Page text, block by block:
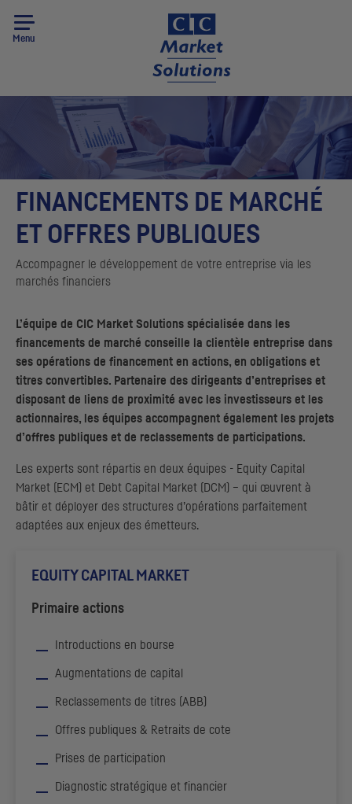
Menu
FINANCEMENTS DE MARCHÉ
ET OFFRES PUBLIQUES
Accompagner le développement de votre entreprise via les
marchés financiers
L’équipe de CIC Market Solutions spécialisée dans les
financements de marché conseille la clientèle entreprise dans
ses opérations de financement en actions, en obligations et
titres convertibles. Partenaire des dirigeants d’entreprises et
disposant de liens de proximité avec les investisseurs et les
actionnaires, les équipes accompagnent également les projets
d’offres publiques et de reclassements de participations.
Les experts sont répartis en deux équipes - Equity Capital
Market
ECM ) et Debt Capital Market DCM
) – qui œuvrent à
bâtir et déployer des structures d’opérations parfaitement
adaptées aux enjeux des émetteurs.
EQUITY CAPITAL MARKET
Primaire actions
Introductions en bourse
Augmentations de capital
Reclassements de titres ( ABB
Offres publiques & Retraits de cote
Prises de participation
Diagnostic stratégique et financier